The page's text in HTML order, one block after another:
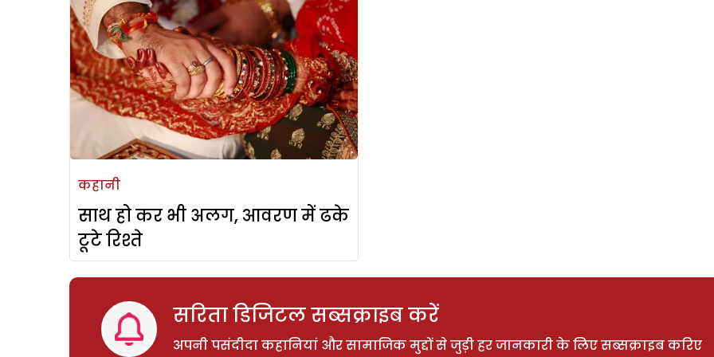
कहानी
साथ हो कर भी अलग, आवरण में ढके
टूटे रिश्ते
सरिता डिजिटल सब्सक्राइब करें
अपनी पसंदीदा कहानियां और सामाजिक मुद्दों से जुड़ी हर जानकारी के लिए सब्सक्राइब करिए